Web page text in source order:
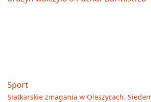
Sport
Siatkarskie zmagania w Oleszycach.